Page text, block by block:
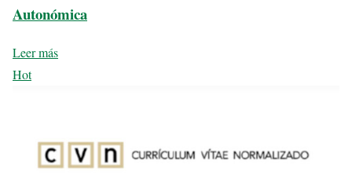
Autonómica
Leer más
Hot